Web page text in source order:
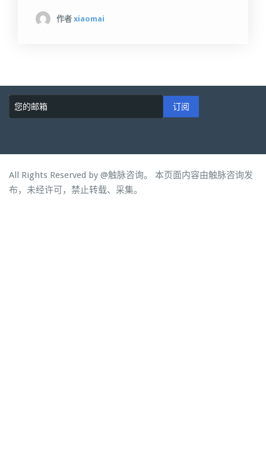
作者 xiaomai
订阅
All Rights Reserved by @触脉咨询。 本页面内容由触脉咨询发
布，未经许可，禁止转载、采集。